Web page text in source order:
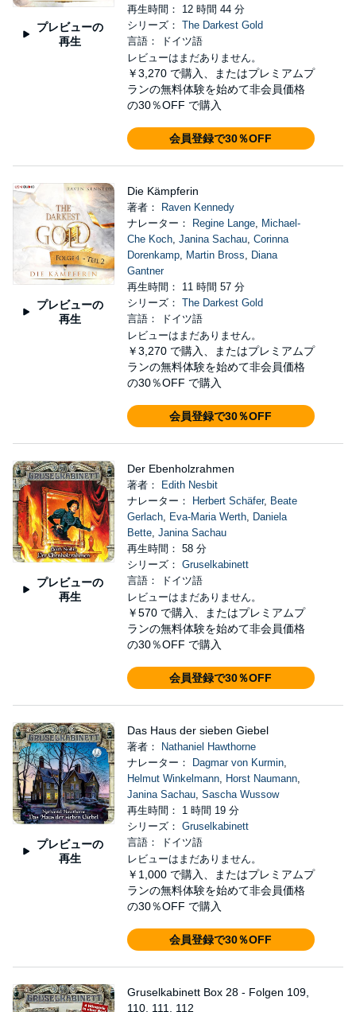
プレビューの
再生
再生時間： 12 時間 44 分
シリーズ： The Darkest Gold
言語： ドイツ語
レビューはまだありません。
￥3,270 で購入、またはプレミアムプ
ランの無料体験を始めて非会員価格
の30％OFF で購入
会員登録で30％OFF
プレビューの
再生
Die Kämpferin
著者：
Raven Kennedy
ナレーター：
Regine Lange, Michael-
Che Koch, Janina Sachau, Corinna
Dorenkamp, Martin Bross, Diana
Gantner
再生時間： 11 時間 57 分
シリーズ： The Darkest Gold
言語： ドイツ語
レビューはまだありません。
￥3,270 で購入、またはプレミアムプ
ランの無料体験を始めて非会員価格
の30％OFF で購入
会員登録で30％OFF
プレビューの
再生
Der Ebenholzrahmen
著者：
Edith Nesbit
ナレーター：
Herbert Schäfer, Beate
Gerlach, Eva-Maria Werth, Daniela
Bette, Janina Sachau
再生時間： 58 分
シリーズ： Gruselkabinett
言語： ドイツ語
レビューはまだありません。
￥570 で購入、またはプレミアムプ
ランの無料体験を始めて非会員価格
の30％OFF で購入
会員登録で30％OFF
プレビューの
再生
Das Haus der sieben Giebel
著者：
Nathaniel Hawthorne
ナレーター：
Dagmar von Kurmin,
Helmut Winkelmann, Horst Naumann,
Janina Sachau, Sascha Wussow
再生時間： 1 時間 19 分
シリーズ： Gruselkabinett
言語： ドイツ語
レビューはまだありません。
￥1,000 で購入、またはプレミアムプ
ランの無料体験を始めて非会員価格
の30％OFF で購入
会員登録で30％OFF
Gruselkabinett Box 28 - Folgen 109,
110, 111, 112